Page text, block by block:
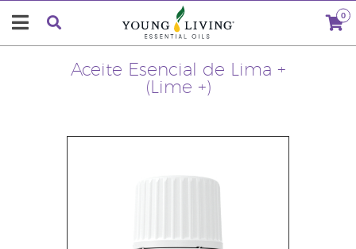
0
Aceite Esencial de Lima +
(Lime +)